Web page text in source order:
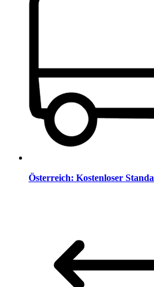
Österreich: Kostenloser